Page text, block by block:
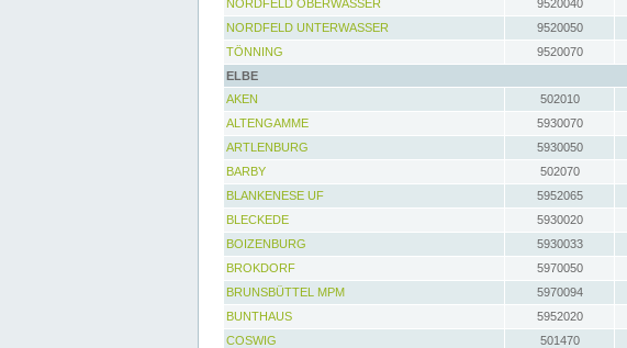
NORDFELD OBERWASSER
9520040
NORDFELD UNTERWASSER
9520050
TÖNNING
9520070
ELBE
AKEN
502010
ALTENGAMME
5930070
ARTLENBURG
5930050
BARBY
502070
BLANKENESE UF
5952065
BLECKEDE
5930020
BOIZENBURG
5930033
BROKDORF
5970050
BRUNSBÜTTEL MPM
5970094
BUNTHAUS
5952020
COSWIG
501470